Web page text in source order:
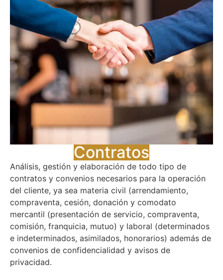
Contratos​
Análisis, gestión y elaboración de todo tipo de
contratos y convenios necesarios para la operación
del cliente, ya sea materia civil (arrendamiento,
compraventa, cesión, donación y comodato
mercantil (presentación de servicio, compraventa,
comisión, franquicia, mutuo) y laboral (determinados
e indeterminados, asimilados, honorarios) además de
convenios de confidencialidad y avisos de
privacidad.